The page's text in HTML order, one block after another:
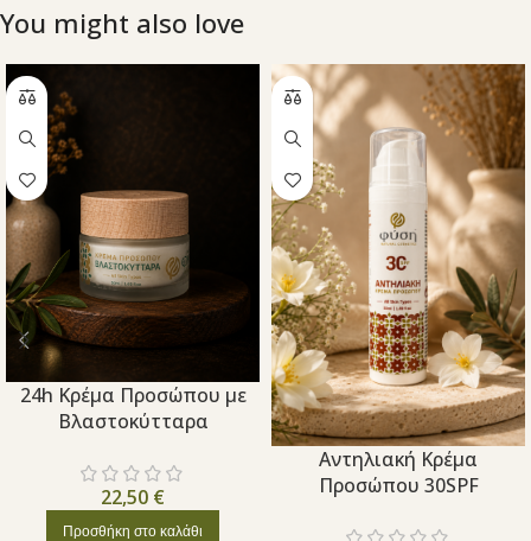
You might also love
24h Κρέμα Προσώπου με
Βλαστοκύτταρα
22,50 €
Προσθήκη στο καλάθι
Aντηλιακή Κρέμα
Προσώπου 30SPF